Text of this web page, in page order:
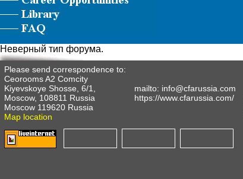
Неверный тип форума.
Please send correspondence to:
Ceorooms A2 Comcity
Kiyevskoye Shosse, 6/1,
Moscow, 108811 Russia
Moscow 119620 Russia
Map location
mailto: info@cfarussia.com
https://www.cfarussia.com/